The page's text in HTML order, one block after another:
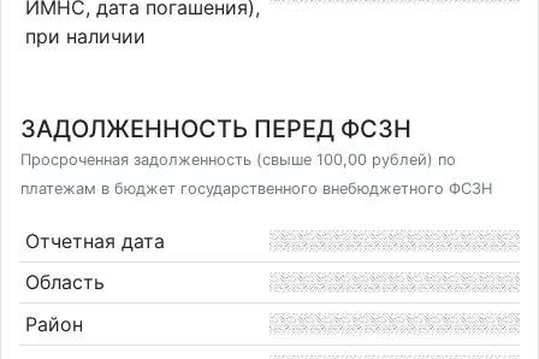
ИМНС, дата погашения),
при наличии
ЗАДОЛЖЕННОСТЬ ПЕРЕД ФСЗН
Просроченная задолженность (свыше 100,00 рублей) по
платежам в бюджет государственного внебюджетного ФСЗН
Отчетная дата
Область
Район